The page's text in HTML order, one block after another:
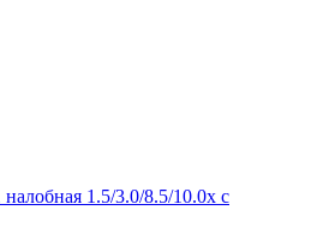
1.5/3.0/8.5/10.0x с